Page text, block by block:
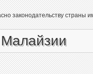
законодательству страны
Малайзии